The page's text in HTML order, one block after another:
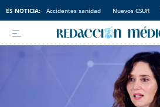
ES NOTICIA: Accidentes sanidad Nuevos CSUR